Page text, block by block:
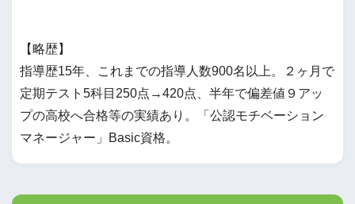
【略歴】
指導歴15年、これまでの指導人数900名以上。２ヶ月で
定期テスト5科目250点→420点、半年で偏差値９アッ
プの高校へ合格等の実績あり。「公認モチベーション
マネージャー」Basic資格。